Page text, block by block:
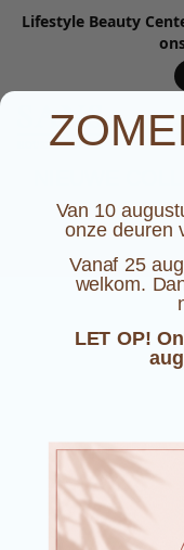
Lifestyle Beauty
Van 10
onze deuren
Vanaf 25
welkom.
LET OP!